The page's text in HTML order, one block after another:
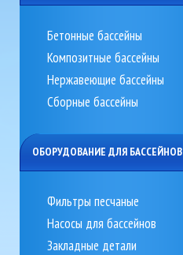
Бетонные бассейны
Композитные бассейны
Нержавеющие бассейны
Сборные бассейны
ОБОРУДОВАНИЕ ДЛЯ БАССЕЙНОВ
Фильтры песчаные
Насосы для бассейнов
Закладные детали